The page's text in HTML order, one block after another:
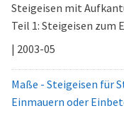
Steigeisen mit
Teil 1: Steigeisen zum
| 2003-05
Maße - Steigeisen für
Einmauern oder